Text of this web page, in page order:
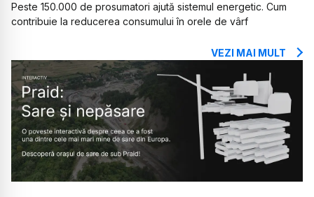
Peste 150.000 de prosumatori ajută sistemul energetic. Cum
contribuie la reducerea consumului în orele de vârf
VEZI MAI MULT